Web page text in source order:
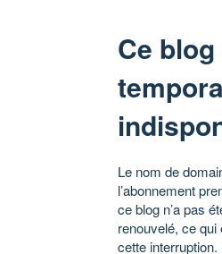
Ce
Le nom de
l’abonnement
ce blog n’a pas
renouvelé, ce qui
cette interruption.